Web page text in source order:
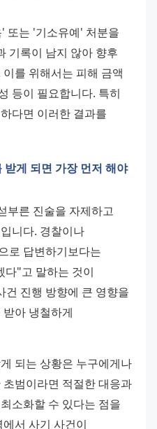
또는 '기소유예' 처분을
기록이 남지 않아 향후
를 위해서는 피해 금액
등이 필요합니다. 특히
다면 이러한 결과를
게 되면 가장 먼저 해야
부른 진술을 자제하고
니다. 경찰이나
로 답변하기보다는
다"고 말하는 것이
건 진행 방향에 큰 영향을
아 냉철하게
되는 상황은 누구에게나
범이라면 적절한 대응과
소화할 수 있다는 점을
서 사기 사건이